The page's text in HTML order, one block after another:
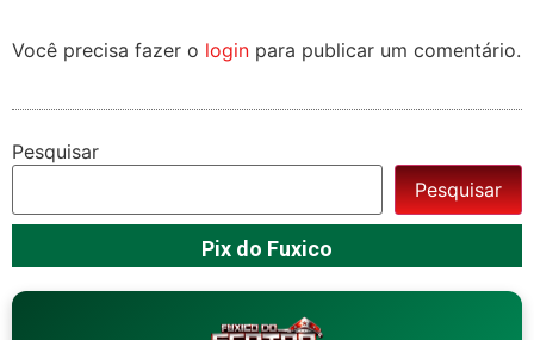
Você precisa fazer o login para publicar um comentário.
Pesquisar
Pesquisar
Pix do Fuxico